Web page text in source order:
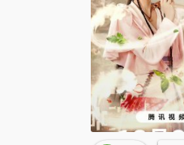
ВОЙТИ
Регистрация
Или